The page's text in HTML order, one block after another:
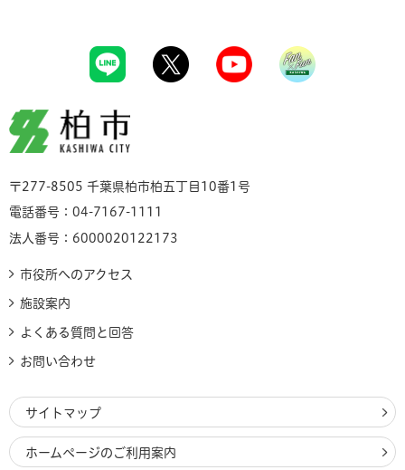
柏市
〒277-8505 千葉県柏市柏五丁目10番1号
電話番号：04-7167-1111
法人番号：6000020122173
市役所へのアクセス
施設案内
よくある質問と回答
お問い合わせ
サイトマップ
ホームページのご利用案内